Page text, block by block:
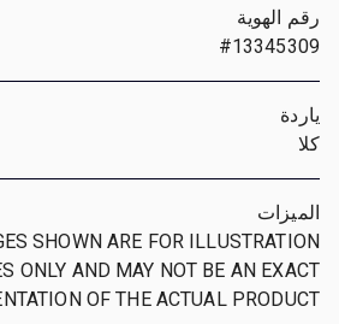
رقم الهوية
#13345309
ياردة
كلا
الميزات
SHOWN ARE FOR ILLUSTRATION
ONLY AND MAY NOT BE AN EXACT
OF THE ACTUAL PRODUCT